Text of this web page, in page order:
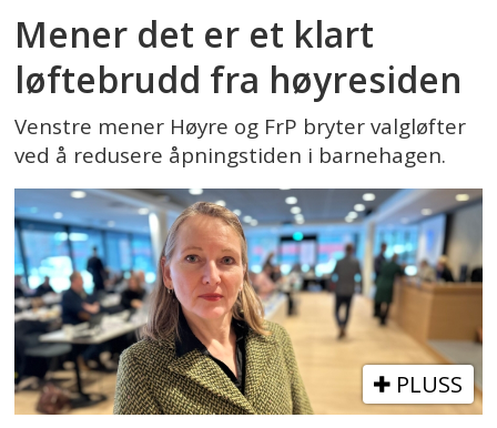
Mener det er et klart
løftebrudd fra høyresiden
Venstre mener Høyre og FrP bryter valgløfter
ved å redusere åpningstiden i barnehagen.
PLUSS